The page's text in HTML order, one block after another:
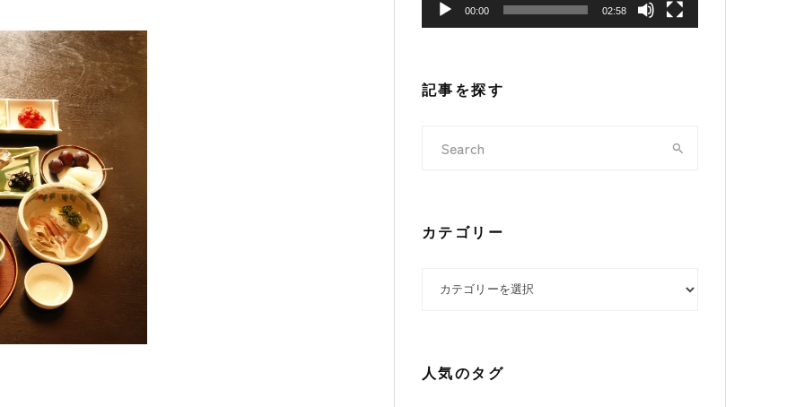
00:00 02:58
記事を探す
カテゴリー
人気のタグ